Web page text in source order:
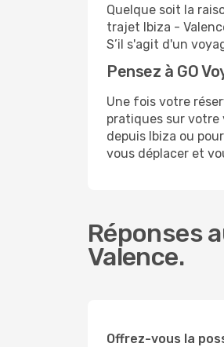
Quelque soit la
trajet Ibiza -
S’il s'agit d'un
Pensez à GO
Une fois votre
pratiques sur votre
depuis Ibiza ou
vous déplacer et
Réponses
Valence.
Offrez-vous la